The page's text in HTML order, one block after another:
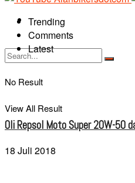
Tentang Kami
No Result
View All Result
Trending
Comments
Latest
Oli Repsol Moto Super 20W-50
18 Juli 2018